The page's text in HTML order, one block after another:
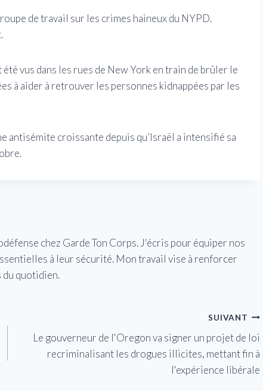
de travail sur les crimes haineux du NYPD.
vus dans les rues de New York en train de brûler le
à aider à retrouver les personnes kidnappées par les
antisémite croissante depuis qu’Israël a intensifié sa
chez Garde Ton Corps. J'écris pour équiper nos
à leur sécurité. Mon travail vise à renforcer
du quotidien.
SUIVANT
Le gouverneur de l'Oregon va signer un projet de loi
recriminalisant les drogues illicites, mettant fin à
l'expérience libérale